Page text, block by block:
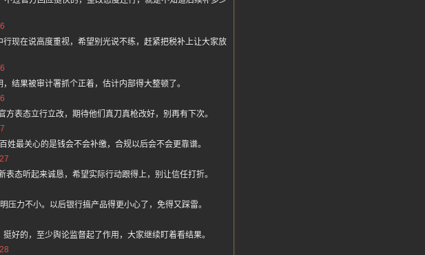
现在说高度重视，希望别光说不练，赶紧把税补上让大家放
结果被审计署抓个正着，估计内部得大整顿了。
表态立行立改，期待他们真刀真枪改好，别再有下次。
最关心的是钱会不会补缴，合规以后会不会更靠谱。
态听起来诚恳，希望实际行动跟得上，别让信任打折。
力不小。以后银行搞产品得更小心了，免得又踩雷。
好的，至少舆论监督起了作用，大家继续盯着看结果。